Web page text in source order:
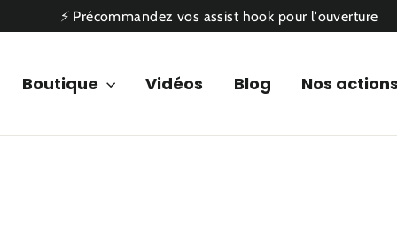
⚡ Précommandez vos assist hook pour l'ouverture
Boutique Vidéos Blog Nos actions